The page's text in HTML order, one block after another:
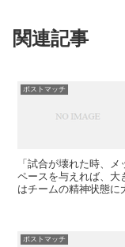
関連記事
ポストマッチ
「試合が壊れた時、
ペースを与えれば、大
はチームの精神状態に
は、ギガクラックの
かせぬほどのプレッ
セロナのお株を奪う
ポストマッチ